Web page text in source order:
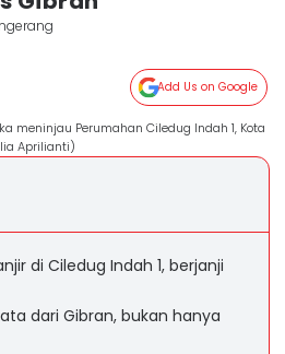
Add Us on Google
meninjau Perumahan Ciledug Indah 1, Kota
Aprilianti)
di Ciledug Indah 1, berjanji
dari Gibran, bukan hanya